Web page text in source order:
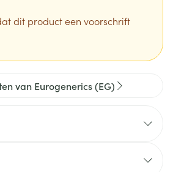
dit product een voorschrift
van Eurogenerics (EG)